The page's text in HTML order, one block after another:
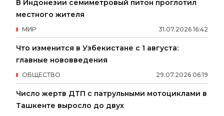
В Индонезии семиметровый питон проглотил
местного жителя
31.07.2026 16:42
МИР
Что изменится в Узбекистане с 1 августа:
главные нововведения
29.07.2026 06:19
ОБЩЕСТВО
Число жертв ДТП с патрульными мотоциклами в
Ташкенте выросло до двух